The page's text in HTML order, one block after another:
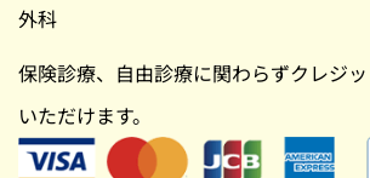
外科
保険診療、自由診療に関わらずクレジ
いただけます。